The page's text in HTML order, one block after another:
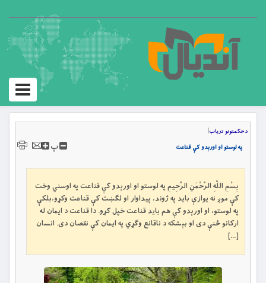
د حکمتونو دریاب|
پ په لوستو او اورېدو کې قناعت
بِسْمِ اللَّهِ الرَّحْمَنِ الرَّحِيمِ په لوستو او اورېدو کې قناعت په اوسني وخت
کې موږ نه یوازې باید په ژوند، پیداوار او لګښت کې قناعت وکړو،بلکې
په لوستو، او اورېدو کې هم باید قناعت خپل کړو. دا قناعت د ایمان له
ارکانو ځنې دی او بېشکه د ناقانع وګړي په ایمان کې نقصان دی. انسان
[…]